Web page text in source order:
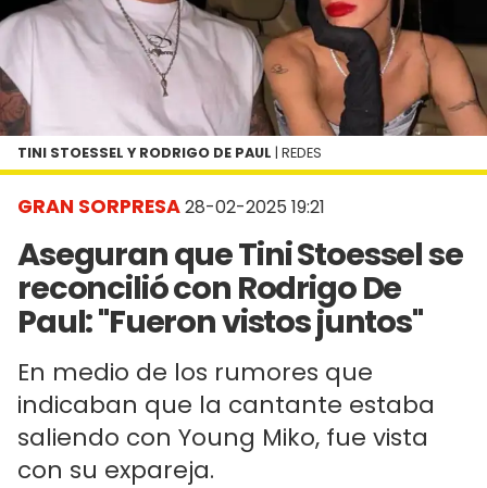
GRAN SORPRESA28-02-2025 19:21
Aseguran que Tini Stoessel se
reconcilió con Rodrigo De
Paul: "Fueron vistos juntos"
En medio de los rumores que
indicaban que la cantante estaba
saliendo con Young Miko, fue vista
con su expareja.
TINI STOESSEL Y RODRIGO DE PAUL | REDES